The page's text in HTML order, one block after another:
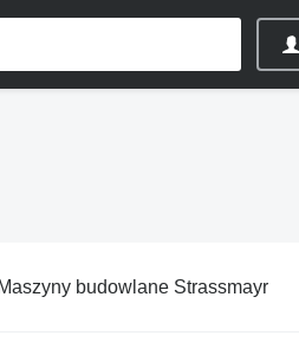
Maszyny budowlane Strassmayr